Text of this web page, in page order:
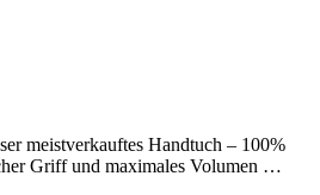
meistverkauftes Handtuch – 100%
Griff und maximales Volumen …